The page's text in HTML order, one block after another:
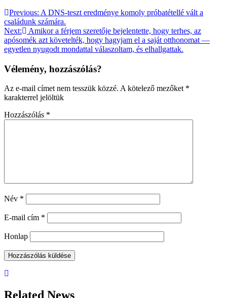
Bejegyzés
navigáció
Previous: A DNS-teszt eredménye komoly próbatétellé vált a
családunk számára.
Next:
Amikor a férjem szeretője bejelentette, hogy terhes, az
apósomék azt követelték, hogy hagyjam el a saját otthonomat —
egyetlen nyugodt mondattal válaszoltam, és elhallgattak.
Vélemény, hozzászólás?
Az e-mail címet nem tesszük közzé. A kötelező mezőket *
karakterrel jelöltük
Hozzászólás *
Név *
E-mail cím *
Honlap
Related News